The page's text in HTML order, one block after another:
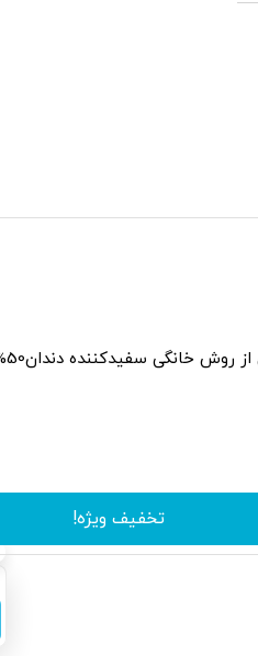
روش خانگی سفیدکننده دندان50%تخفیف🔥
تخفیف ویژه!